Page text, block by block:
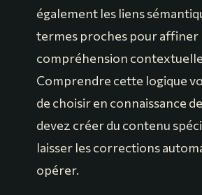
également les liens
termes proches pour affiner
compréhension
Comprendre cette logique
de choisir en connaissance
devez créer du contenu
laisser les corrections
opérer.